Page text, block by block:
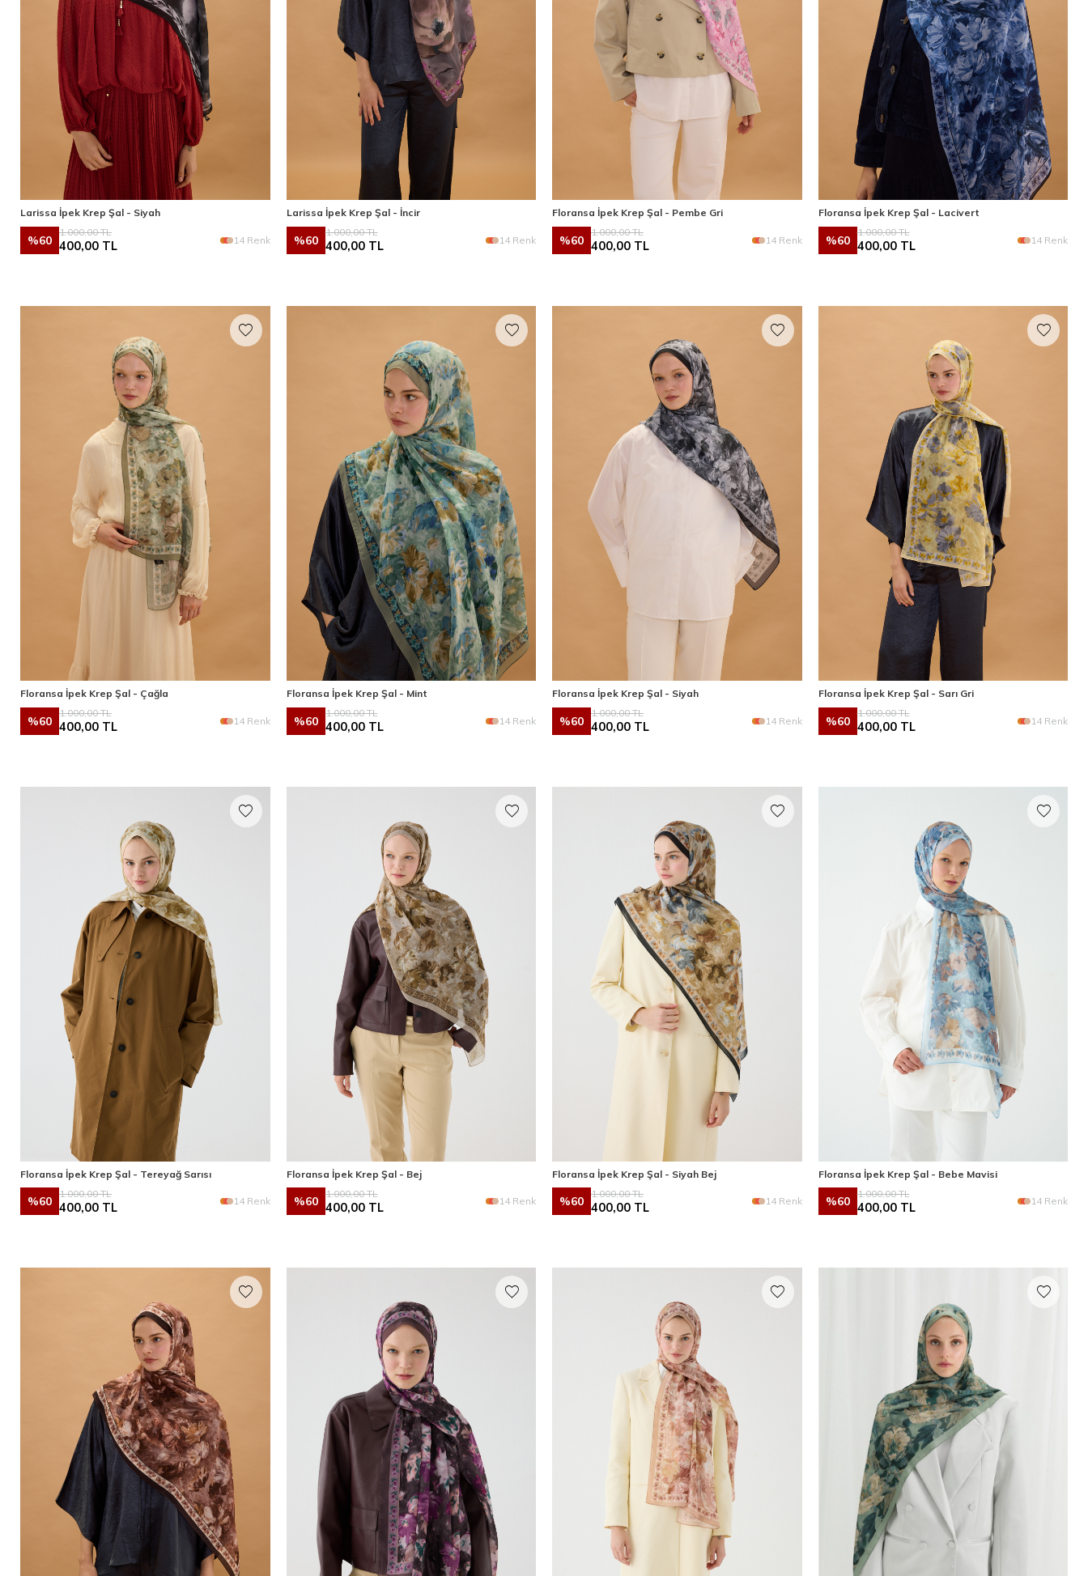
Larissa İpek Krep Şal - Siyah
%60
1.000,00TL
400,00 TL 14 Renk
Larissa İpek Krep Şal - İncir
%60
1.000,00TL
400,00TL 14 Renk
Floransa İpek Krep Şal - Pembe Gri
%60
1.000,00TL
400,00 TL 14 Renk
Floransa İpek Krep Şal - Lacivert
%60
1.000,00TL
400,00TL 14 Renk
Floransa İpek Krep Şal - Çağla
%60
1.000,00TL
400,00 TL 14 Renk
Floransa İpek Krep Şal - Mint
%60
1.000,00TL
400,00TL 14 Renk
Floransa İpek Krep Şal - Siyah
%60
1.000,00TL
400,00 TL 14 Renk
Floransa İpek Krep Şal - Sarı Gri
%60
1.000,00TL
400,00TL 14 Renk
Floransa İpek Krep Şal - Tereyağ Sarısı
%60
1.000,00TL
400,00 TL 14 Renk
Floransa İpek Krep Şal - Bej
%60
1.000,00TL
400,00TL 14 Renk
Floransa İpek Krep Şal - Siyah Bej
%60
1.000,00TL
400,00 TL 14 Renk
Floransa İpek Krep Şal - Bebe Mavisi
%60
1.000,00TL
400,00TL 14 Renk